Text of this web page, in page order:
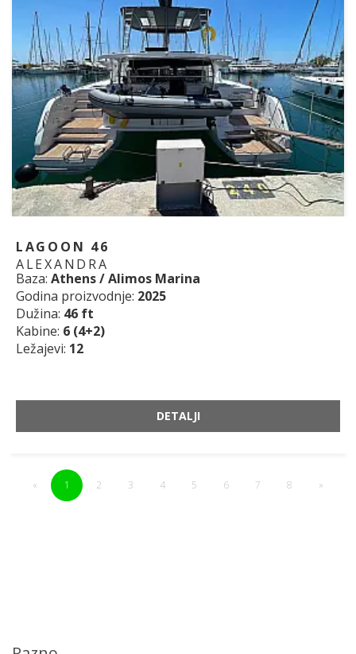
LAGOON 46
ALEXANDRA
Baza: Athens / Alimos Marina
Godina proizvodnje: 2025
Dužina: 46 ft
Kabine: 6 (4+2)
Ležajevi: 12
DETALJI
« 1 2 3 4 5 6 7 8 »